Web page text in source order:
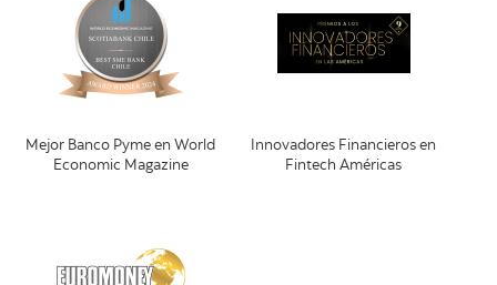
Mejor Banco Pyme en World
Economic Magazine
Innovadores Financieros en
Fintech Américas